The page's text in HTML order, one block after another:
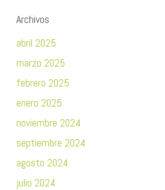
Archivos
abril 2025
marzo 2025
febrero 2025
enero 2025
noviembre 2024
septiembre 2024
agosto 2024
julio 2024